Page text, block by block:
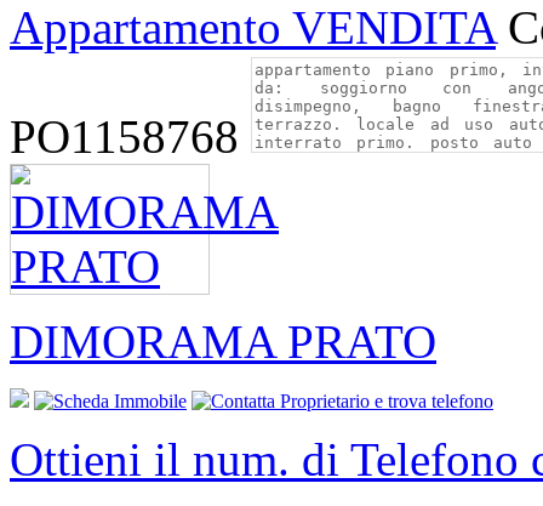
Appartamento VENDITA
PO1158768
DIMORAMA PRATO
Ottieni il num. di Telefono